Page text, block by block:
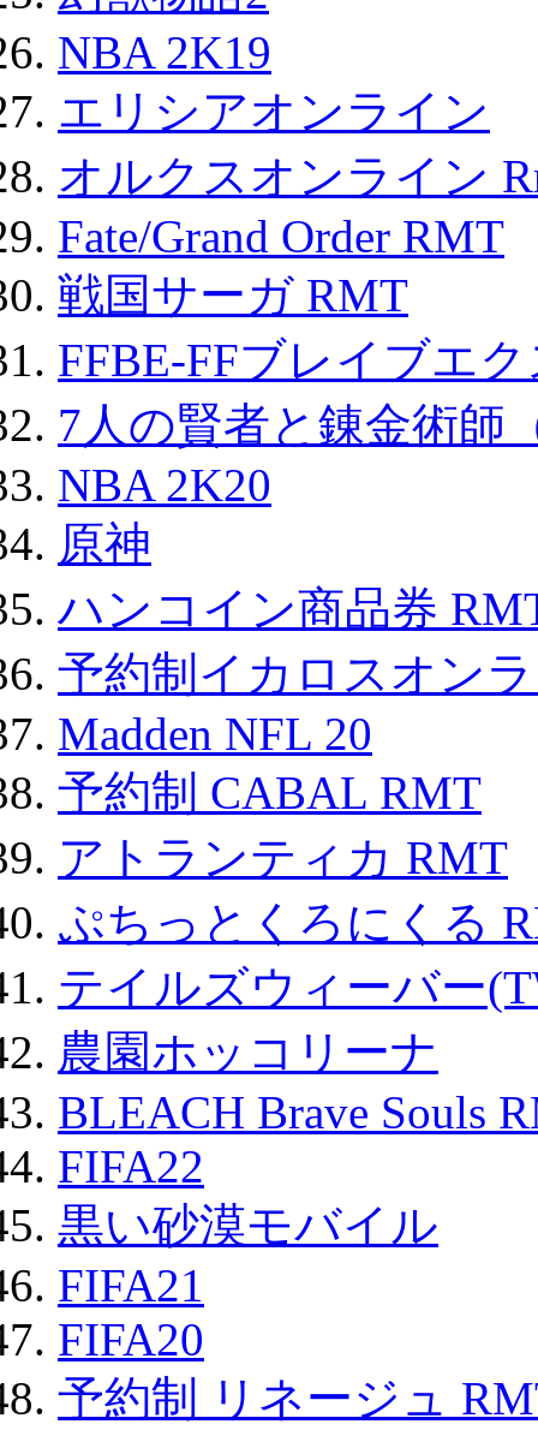
NBA 2K19
エリシアオンライン
オルクスオンライン
Fate/Grand Order RMT
戦国サーガ RMT
FFBE-FFブレイブエ
7人の賢者と錬金術師
NBA 2K20
原神
ハンコイン商品券
予約制イカロスオン
Madden NFL 20
予約制 CABAL RMT
アトランティカ RMT
ぷちっとくろにくる
テイルズウィーバー
農園ホッコリーナ
BLEACH Brave Souls
FIFA22
黒い砂漠モバイル
FIFA21
FIFA20
予約制 リネージュ